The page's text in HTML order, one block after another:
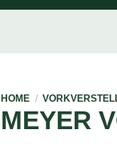
HOME /
MEYER